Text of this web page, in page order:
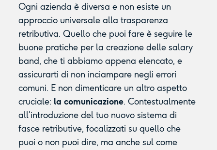
Ogni azienda è diversa e non esiste un
approccio universale alla trasparenza
retributiva. Quello che puoi fare è seguire le
buone pratiche per la creazione delle salary
band, che ti abbiamo appena elencato, e
assicurarti di non inciampare negli errori
comuni. E non dimenticare un altro aspetto
cruciale: la comunicazione. Contestualmente
all’introduzione del tuo nuovo sistema di
fasce retributive, focalizzati su quello che
puoi o non puoi dire, ma anche sul come